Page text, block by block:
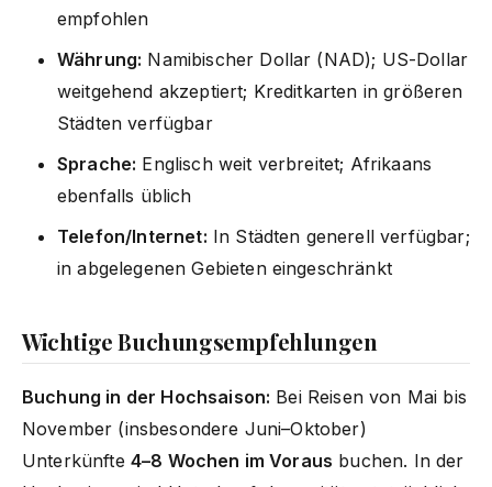
empfohlen
Währung: Namibischer Dollar (NAD); US-Dollar
weitgehend akzeptiert; Kreditkarten in größeren
Städten verfügbar
Sprache: Englisch weit verbreitet; Afrikaans
ebenfalls üblich
Telefon/Internet: In Städten generell verfügbar;
in abgelegenen Gebieten eingeschränkt
Wichtige Buchungsempfehlungen
Buchung in der Hochsaison: Bei Reisen von Mai bis
November (insbesondere Juni–Oktober)
Unterkünfte 4–8 Wochen im Voraus buchen. In der